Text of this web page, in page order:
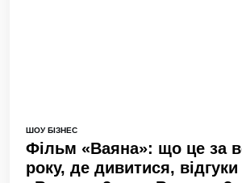
ШОУ БІЗНЕС
Фільм «Ваяна»: що це за
року, де дивитися,